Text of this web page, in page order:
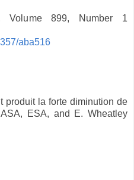
Volume 899, Number 1
aba516
produit la forte diminution de
ESA, and E. Wheatley